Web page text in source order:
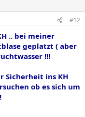
#12
.. bei meiner
geplatzt ( aber
!!!
Sicherheit ins KH
ob es sich um